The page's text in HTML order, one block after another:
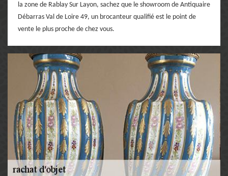
la zone de Rablay Sur Layon, sachez que le showroom de Antiquaire
Débarras Val de Loire 49, un brocanteur qualifié est le point de
vente le plus proche de chez vous.